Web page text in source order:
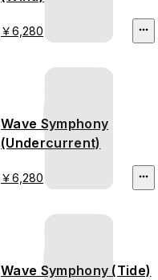
￥6,280
Wave Symphony
(Undercurrent)
￥6,280
Wave Symphony (Tide)